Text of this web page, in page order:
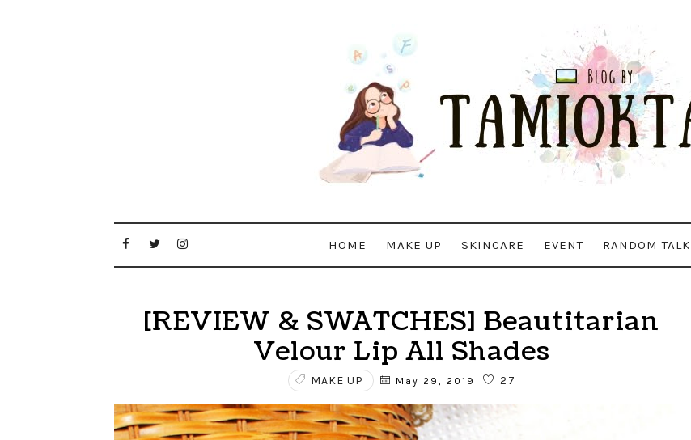
HOME MAKE UP SKINCARE EVENT RANDOM TALK
[REVIEW & SWATCHES] Beautitarian
Velour Lip All Shades
MAKE UP May 29, 2019 27